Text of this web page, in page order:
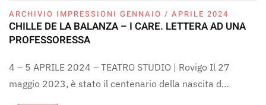
ARCHIVIO IMPRESSIONI GENNAIO / APRILE 2024
CHILLE DE LA BALANZA – I CARE. LETTERA AD UNA
PROFESSORESSA
4 – 5 APRILE 2024 – TEATRO STUDIO | Rovigo Il 27
maggio 2023, è stato il centenario della nascita d…